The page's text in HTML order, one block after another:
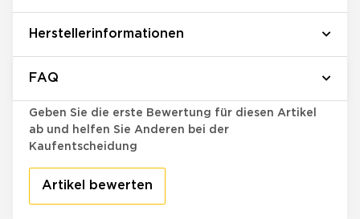
Herstellerinformationen
FAQ
Geben Sie die erste Bewertung für diesen Artikel
ab und helfen Sie Anderen bei der
Kaufentscheidung
Artikel bewerten